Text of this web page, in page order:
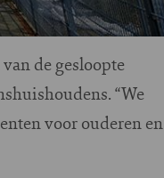
de gesloopte
“We
voor ouderen en